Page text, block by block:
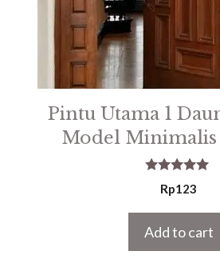
Pintu Utama 1
Model
5.00
out of 5
Rp123
Add to cart